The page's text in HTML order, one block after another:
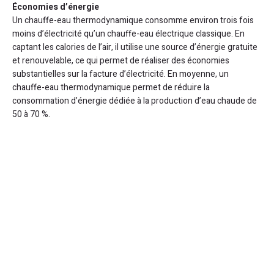
Économies d’énergie
Un chauffe-eau thermodynamique consomme environ trois fois
moins d’électricité qu’un chauffe-eau électrique classique. En
captant les calories de l’air, il utilise une source d’énergie gratuite
et renouvelable, ce qui permet de réaliser des économies
substantielles sur la facture d’électricité. En moyenne, un
chauffe-eau thermodynamique permet de réduire la
consommation d’énergie dédiée à la production d’eau chaude de
50 à 70 %.